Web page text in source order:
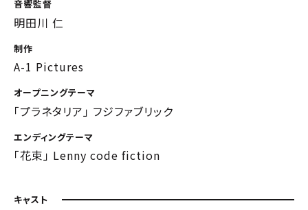
音響監督
明田川 仁
制作
A-1 Pictures
オープニングテーマ
「プラネタリア」 フジファブリック
エンディングテーマ
「花束」 Lenny code fiction
キャスト